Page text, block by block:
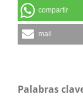
compartir
mail
Palabras